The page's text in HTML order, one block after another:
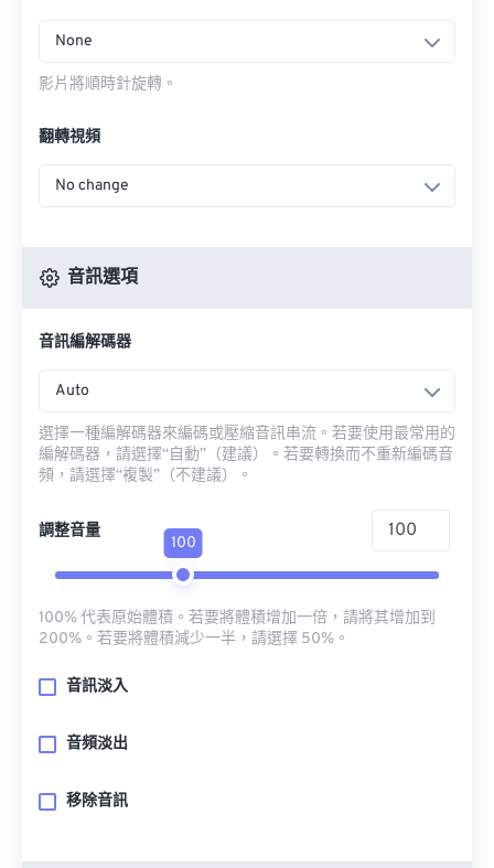
None
影片將順時針旋轉。
翻轉視頻
No change
音訊選項
音訊編解碼器
Auto
選擇一種編解碼器來編碼或壓縮音訊串流。若要使用最常用的
編解碼器，請選擇“自動”（建議）。若要轉換而不重新編碼音
頻，請選擇“複製”（不建議）。
調整音量
100
100% 代表原始體積。若要將體積增加一倍，請將其增加到
200%。若要將體積減少一半，請選擇 50%。
音訊淡入
音頻淡出
移除音訊